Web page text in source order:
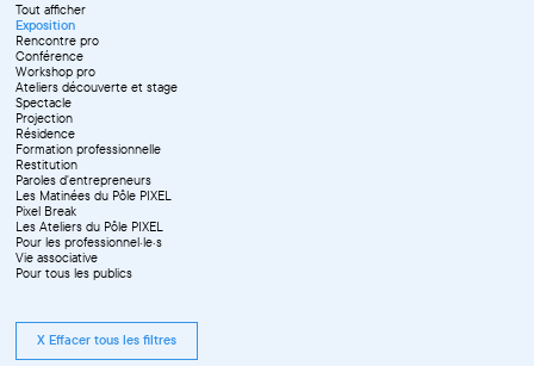
Tout afficher
Exposition
Rencontre pro
Conférence
Workshop pro
Ateliers découverte et stage
Spectacle
Projection
Résidence
Formation professionnelle
Restitution
Paroles d'entrepreneurs
Les Matinées du Pôle PIXEL
Pixel Break
Les Ateliers du Pôle PIXEL
Pour les professionnel·le·s
Vie associative
Pour tous les publics
X Effacer tous les filtres